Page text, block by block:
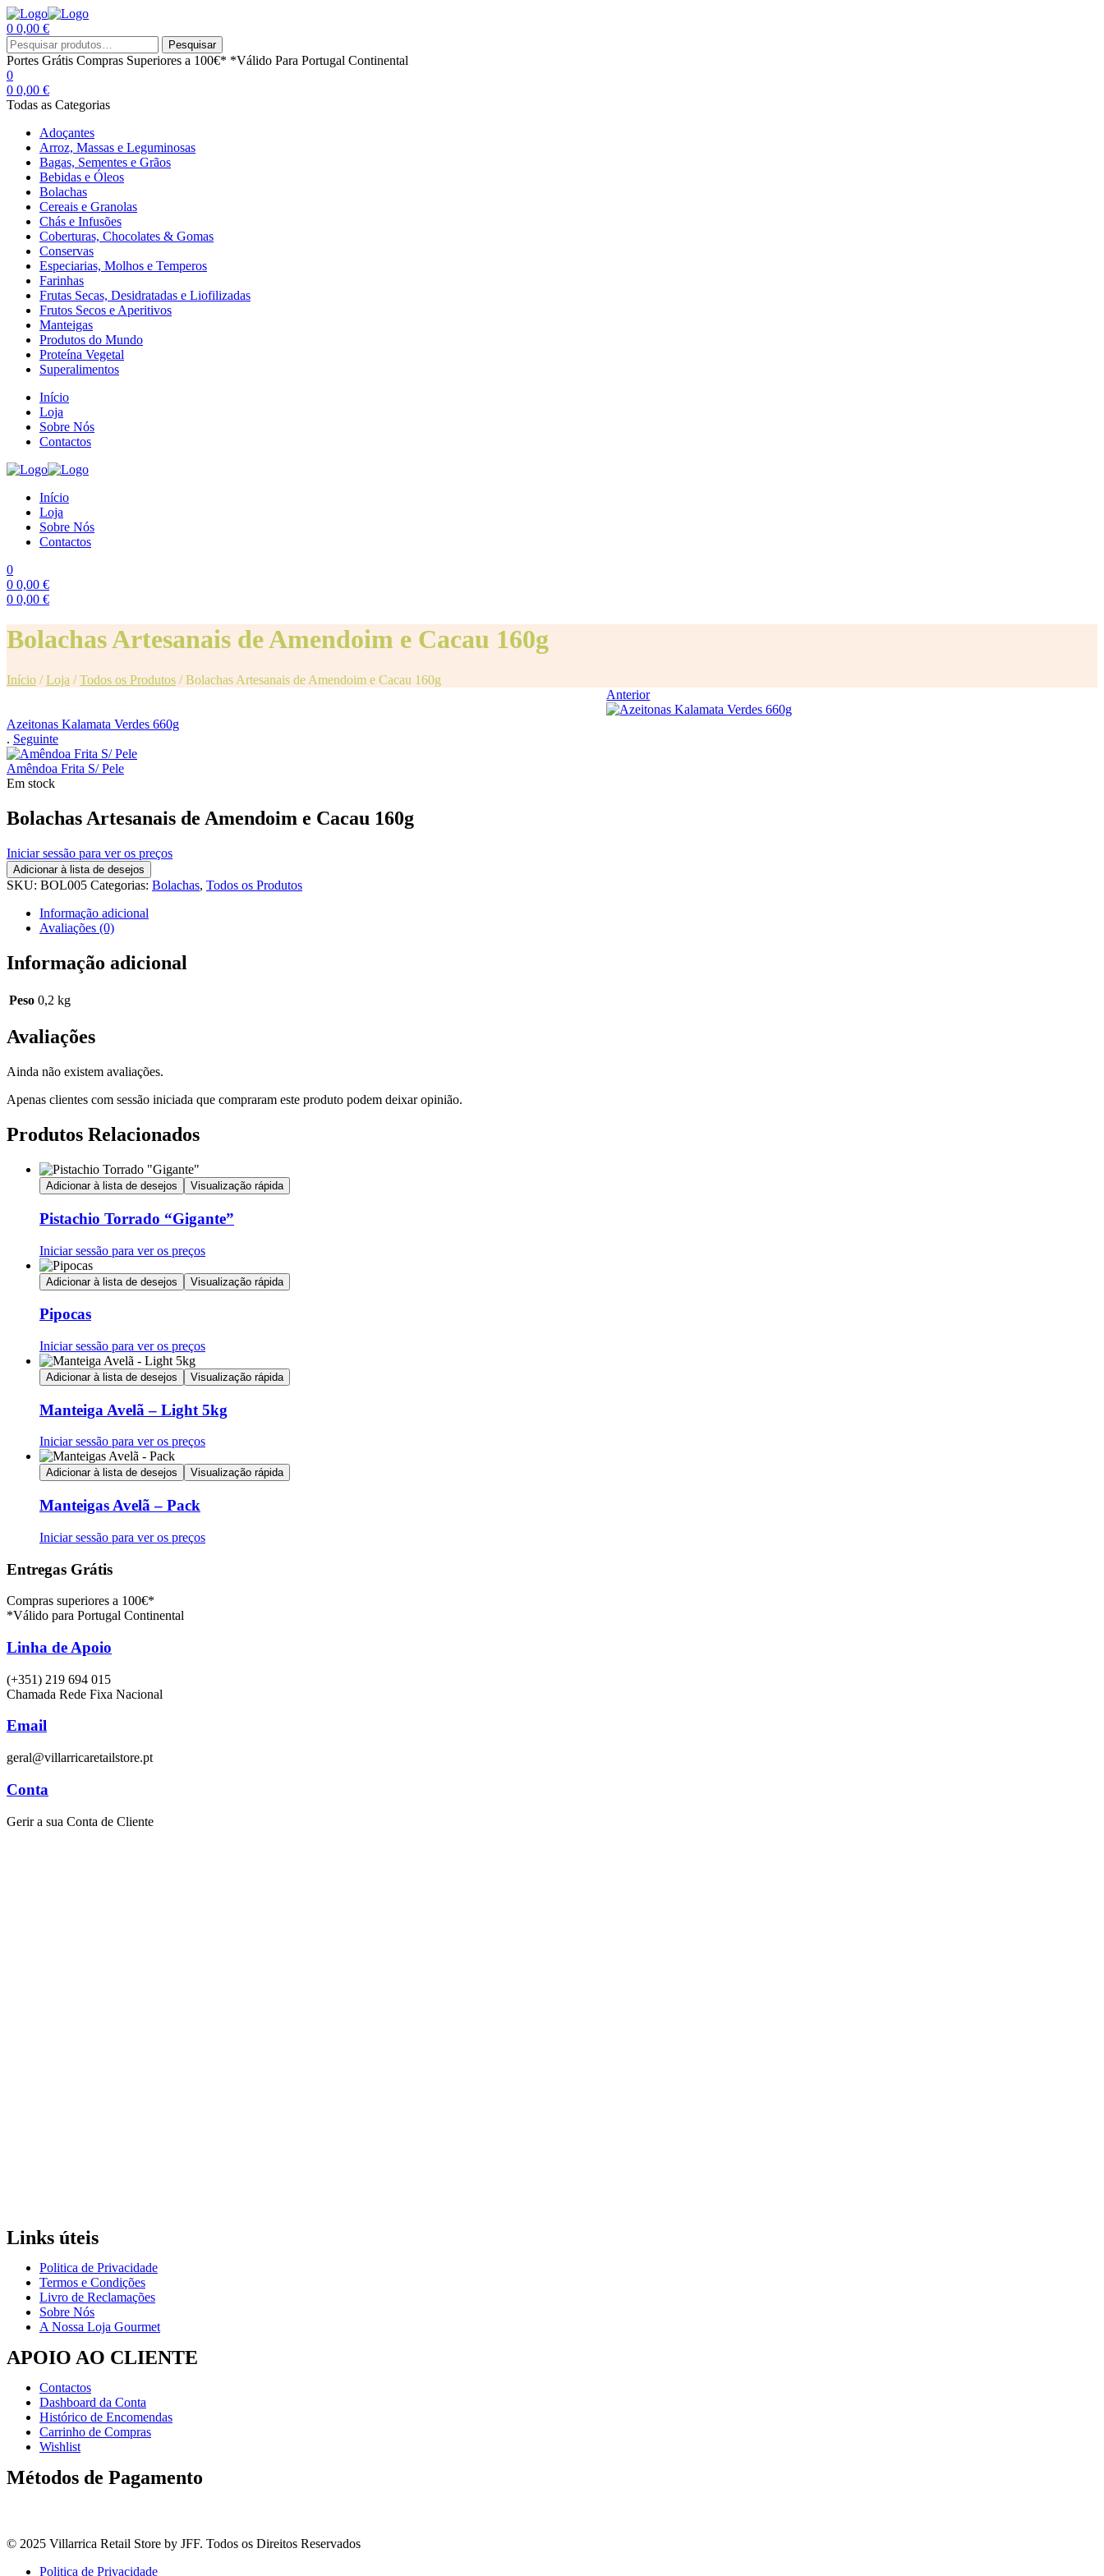
0 0,00 €
Menu
Procurar
por:
Pesquisar
Portes Grátis Compras Superiores a 100€* *Válido Para Portugal Continental
0
0 0,00 €
Todas as Categorias
Adoçantes
Arroz, Massas e Leguminosas
Bagas, Sementes e Grãos
Bebidas e Óleos
Bolachas
Cereais e Granolas
Chás e Infusões
Coberturas, Chocolates & Gomas
Conservas
Especiarias, Molhos e Temperos
Farinhas
Frutas Secas, Desidratadas e Liofilizadas
Frutos Secos e Aperitivos
Manteigas
Produtos do Mundo
Proteína Vegetal
Superalimentos
Início
Loja
Sobre Nós
Contactos
Início
Loja
Sobre Nós
Contactos
0
0 0,00 €
0 0,00 €
Bolachas Artesanais de Amendoim e Cacau 160g
Início /Loja /Todos os Produtos /Bolachas Artesanais de Amendoim e Cacau 160g
Anterior
Azeitonas Kalamata Verdes 660g
. Seguinte
Amêndoa Frita S/ Pele
Em stock
Bolachas Artesanais de Amendoim e Cacau 160g
Iniciar sessão para ver os preços
Adicionar à lista de desejos
SKU: BOL005 Categorias: Bolachas, Todos os Produtos
Informação adicional
Avaliações (0)
Informação adicional
Peso 0,2 kg
Avaliações
Ainda não existem avaliações.
Apenas clientes com sessão iniciada que compraram este produto podem deixar opinião.
Produtos Relacionados
Adicionar à lista de desejos Visualização rápida
Pistachio Torrado “Gigante”
Iniciar sessão para ver os preços
Adicionar à lista de desejos Visualização rápida
Pipocas
Iniciar sessão para ver os preços
Adicionar à lista de desejos Visualização rápida
Manteiga Avelã – Light 5kg
Iniciar sessão para ver os preços
Adicionar à lista de desejos Visualização rápida
Manteigas Avelã – Pack
Iniciar sessão para ver os preços
Entregas Grátis
Compras superiores a 100€*
*Válido para Portugal Continental
Linha de Apoio
(+351) 219 694 015
Chamada Rede Fixa Nacional
Email
geral@villarricaretailstore.pt
Conta
Gerir a sua Conta de Cliente
Links úteis
Politica de Privacidade
Termos e Condições
Livro de Reclamações
Sobre Nós
A Nossa Loja Gourmet
APOIO AO CLIENTE
Contactos
Dashboard da Conta
Histórico de Encomendas
Carrinho de Compras
Wishlist
Métodos de Pagamento
© 2025 Villarrica Retail Store by JFF. Todos os Direitos Reservados
Politica de Privacidade